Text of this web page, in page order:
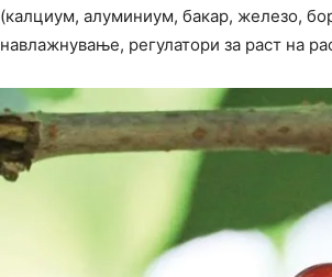
(калциум, алуминиум, бакар, железо,
навлажнување, регулатори за раст на